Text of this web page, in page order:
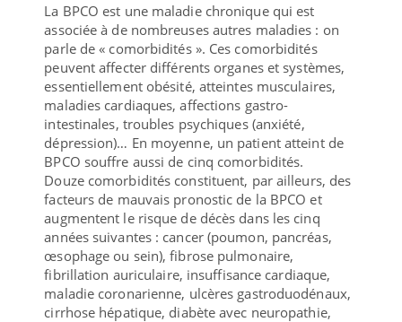
La BPCO est une maladie chronique qui est
associée à de nombreuses autres maladies : on
parle de « comorbidités ». Ces comorbidités
peuvent affecter différents organes et systèmes,
essentiellement obésité, atteintes musculaires,
maladies cardiaques, affections gastro-
intestinales, troubles psychiques (anxiété,
dépression)… En moyenne, un patient atteint de
BPCO souffre aussi de cinq comorbidités.
Douze comorbidités constituent, par ailleurs, des
facteurs de mauvais pronostic de la BPCO et
augmentent le risque de décès dans les cinq
années suivantes : cancer (poumon, pancréas,
œsophage ou sein), fibrose pulmonaire,
fibrillation auriculaire, insuffisance cardiaque,
maladie coronarienne, ulcères gastroduodénaux,
cirrhose hépatique, diabète avec neuropathie,